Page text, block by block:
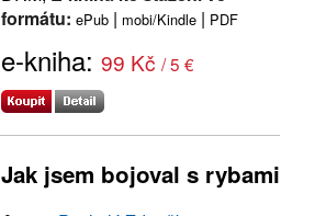
formátu: ePub | mobi/Kindle | PDF
e-kniha: 99 Kč / 5 €
Jak jsem bojoval s rybami